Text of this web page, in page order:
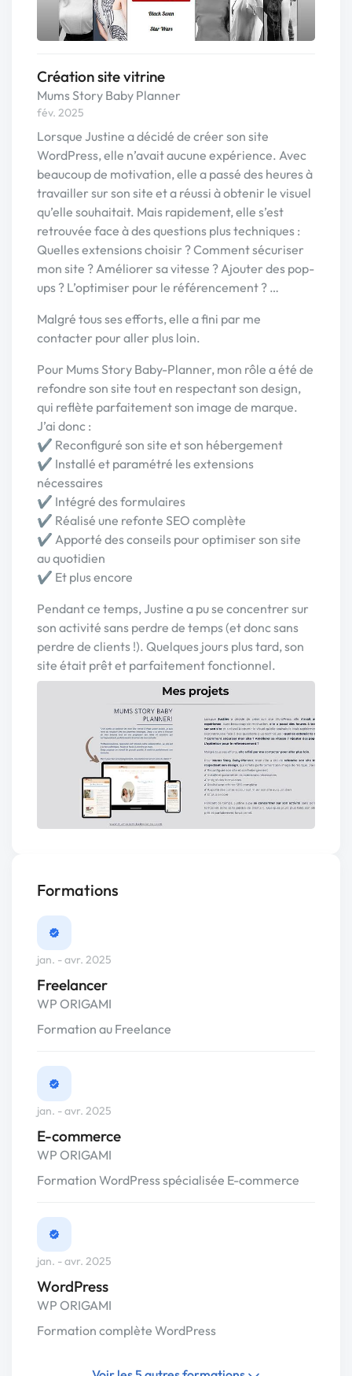
Création site vitrine
Mums Story Baby Planner
fév. 2025
Lorsque Justine a décidé de créer son site
WordPress, elle n’avait aucune expérience. Avec
beaucoup de motivation, elle a passé des heures à
travailler sur son site et a réussi à obtenir le visuel
qu’elle souhaitait. Mais rapidement, elle s’est
retrouvée face à des questions plus techniques :
Quelles extensions choisir ? Comment sécuriser
mon site ? Améliorer sa vitesse ? Ajouter des pop-
ups ? L’optimiser pour le référencement ? …
Malgré tous ses efforts, elle a fini par me
contacter pour aller plus loin.
Pour Mums Story Baby-Planner, mon rôle a été de
refondre son site tout en respectant son design,
qui reflète parfaitement son image de marque.
J’ai donc :
✔ Reconfiguré son site et son hébergement
✔ Installé et paramétré les extensions
nécessaires
✔ Intégré des formulaires
✔ Réalisé une refonte SEO complète
✔ Apporté des conseils pour optimiser son site
au quotidien
✔ Et plus encore
Pendant ce temps, Justine a pu se concentrer sur
son activité sans perdre de temps (et donc sans
perdre de clients !). Quelques jours plus tard, son
site était prêt et parfaitement fonctionnel.
Formations
jan. - avr. 2025
Freelancer
WP ORIGAMI
Formation au Freelance
jan. - avr. 2025
E-commerce
WP ORIGAMI
Formation WordPress spécialisée E-commerce
jan. - avr. 2025
WordPress
WP ORIGAMI
Formation complète WordPress